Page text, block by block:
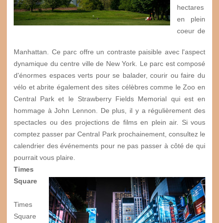
hectares
en plein
coeur de
Manhattan. Ce parc offre un contraste paisible avec l'aspect
dynamique du centre ville de New York. Le parc est composé
d'énormes espaces verts pour se balader, courir ou faire du
vélo et abrite également des sites célèbres comme le Zoo en
Central Park et le Strawberry Fields Memorial qui est en
hommage à John Lennon. De plus, il y a régulièrement des
spectacles ou des projections de films en plein air. Si vous
comptez passer par Central Park prochainement, consultez le
calendrier des événements pour ne pas passer à côté de qui
pourrait vous plaire.
Times
Square
Times
Square